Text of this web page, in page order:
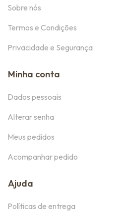
Sobre nós
Termos e Condições
Privacidade e Segurança
Minha conta
Dados pessoais
Alterar senha
Meus pedidos
Acompanhar pedido
Ajuda
Políticas de entrega